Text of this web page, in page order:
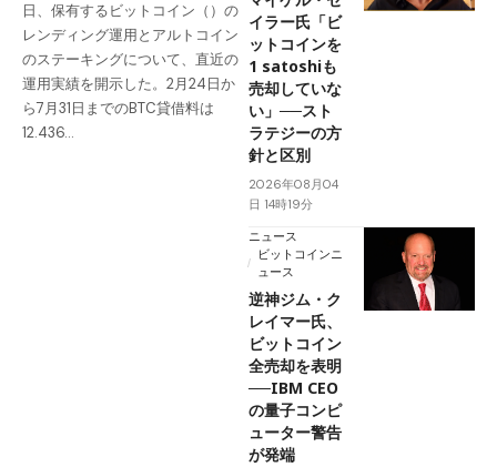
日、保有するビットコイン（）の
レンディング運用とアルトコイン
のステーキングについて、直近の
運用実績を開示した。2月24日か
ら7月31日までのBTC貸借料は
12.436…
イラー氏「ビ
ットコインを
1 satoshiも
売却していな
い」──スト
ラテジーの方
針と区別
2026年08月04
日 14時19分
ニュース
ビットコインニ
ュース
逆神ジム・ク
レイマー氏、
ビットコイン
全売却を表明
──IBM CEO
の量子コンピ
ューター警告
が発端